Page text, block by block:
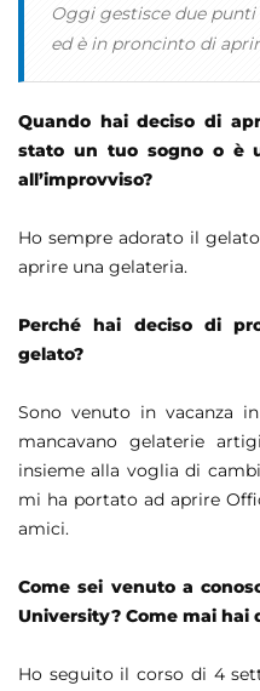
Oggi gestisce due punti
ed è in proncinto di
Quando hai deciso di
stato un tuo sogno o è
all’improvviso?
Ho sempre adorato il
aprire una gelateria.
Perché hai deciso di
gelato?
Sono venuto in vacanza
mancavano gelaterie
insieme alla voglia di
mi ha portato ad aprire
amici.
Come sei venuto a
University? Come mai hai
Ho seguito il corso di 4